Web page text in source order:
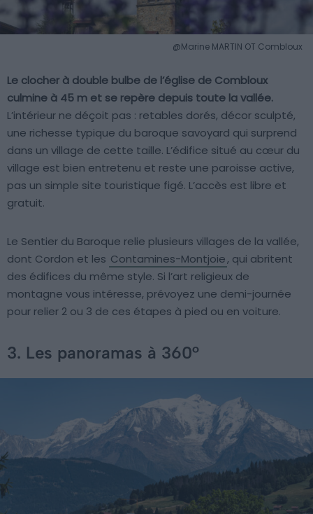
@Marine MARTIN OT Combloux
Le clocher à double bulbe de l’église de Combloux
culmine à 45 m et se repère depuis toute la vallée.
L’intérieur ne déçoit pas : retables dorés, décor sculpté,
une richesse typique du baroque savoyard qui surprend
dans un village de cette taille. L’édifice situé au cœur du
village est bien entretenu et reste une paroisse active,
pas un simple site touristique figé. L’accès est libre et
gratuit.
Le Sentier du Baroque relie plusieurs villages de la vallée,
dont Cordon et les Contamines-Montjoie, qui abritent
des édifices du même style. Si l’art religieux de
montagne vous intéresse, prévoyez une demi-journée
pour relier 2 ou 3 de ces étapes à pied ou en voiture.
3. Les panoramas à 360°